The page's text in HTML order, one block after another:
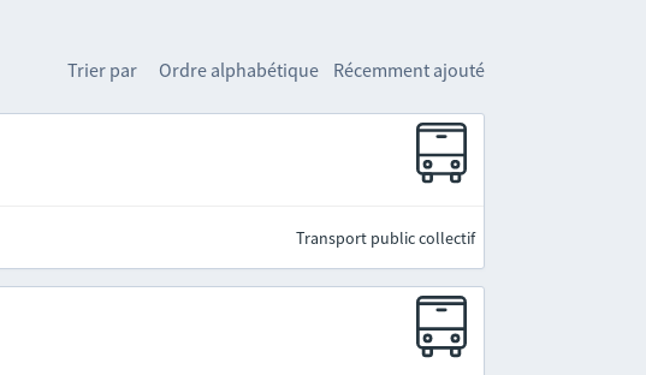
Trier par Ordre alphabétique Récemment ajouté
Transport public collectif